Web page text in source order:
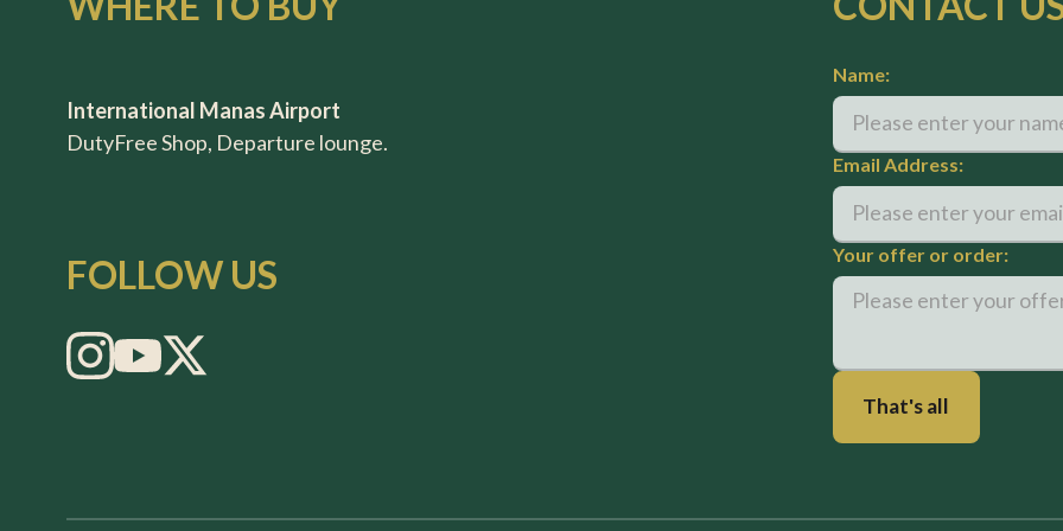
International Manas Airport
DutyFree Shop, Departure lounge.
FOLLOW US
Name:
Email Address:
Your offer or order: